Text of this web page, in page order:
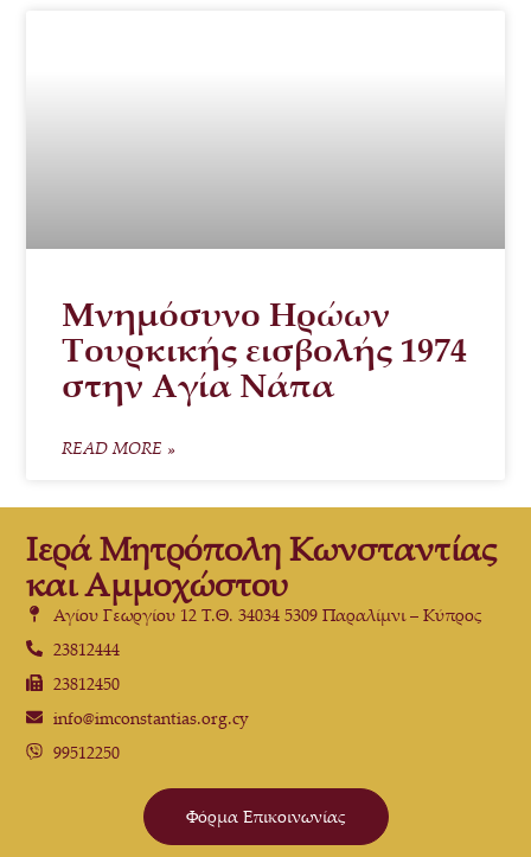
Μνημόσυνο Ηρώων
Τουρκικής εισβολής 1974
στην Αγία Νάπα
READ MORE »
Ιερά Μητρόπολη Κωνσταντίας
και Αμμοχώστου
Αγίου Γεωργίου 12 Τ.Θ. 34034 5309 Παραλίμνι – Κύπρος
23812444
23812450
info@imconstantias.org.cy
99512250
Φόρμα Επικοινωνίας